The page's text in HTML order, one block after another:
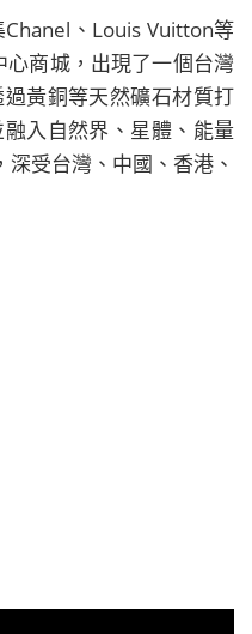
、Louis Vuitton等
心商城，出現了一個台灣
黃銅等天然礦石材質打
入自然界、星體、能量
受台灣、中國、香港、